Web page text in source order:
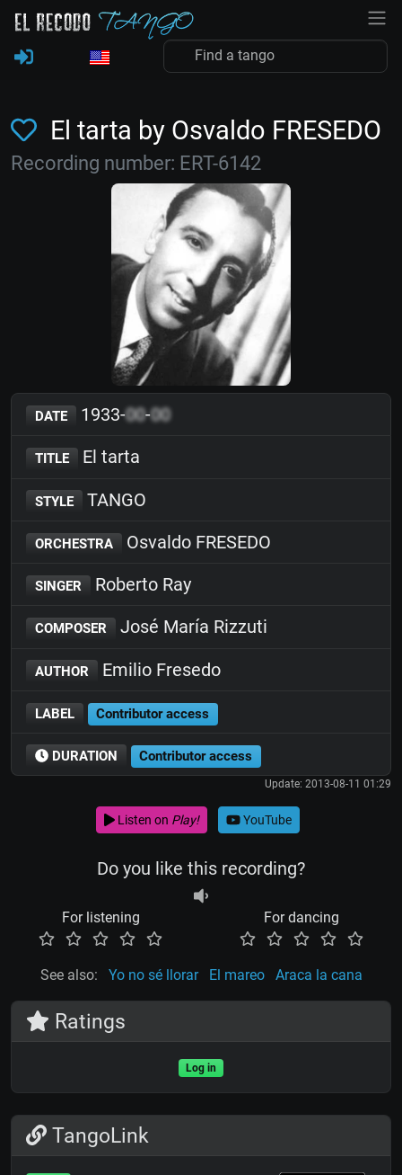
El tarta by Osvaldo FRESEDO
Recording number: ERT-6142
DATE 1933-00-00
TITLE El tarta
STYLE TANGO
ORCHESTRA Osvaldo FRESEDO
SINGER Roberto Ray
COMPOSER José María Rizzuti
AUTHOR Emilio Fresedo
LABEL Contributor access
DURATION Contributor access
Update: 2013-08-11 01:29
Listen on Play! YouTube
Do you like this recording?
For listening For dancing
See also: Yo no sé llorar El mareo Araca la cana
Ratings
Log in
TangoLink